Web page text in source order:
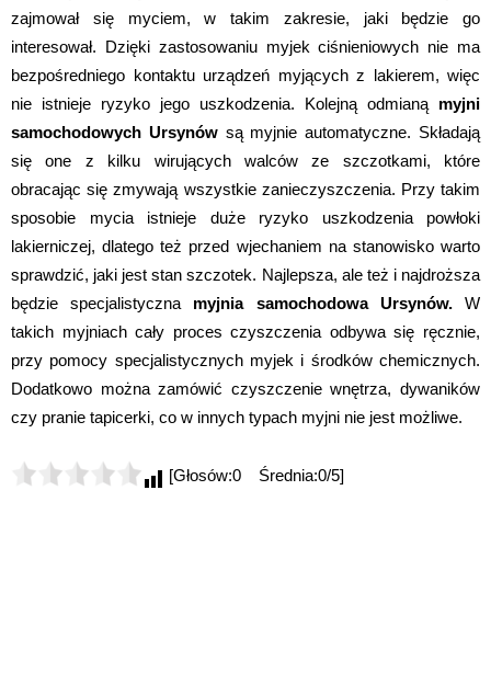
zajmował się myciem, w takim zakresie, jaki będzie go
interesował. Dzięki zastosowaniu myjek ciśnieniowych nie ma
bezpośredniego kontaktu urządzeń myjących z lakierem, więc
nie istnieje ryzyko jego uszkodzenia. Kolejną odmianą myjni
samochodowych Ursynówsą myjnie automatyczne. Składają
się one z kilku wirujących walców ze szczotkami, które
obracając się zmywają wszystkie zanieczyszczenia. Przy takim
sposobie mycia istnieje duże ryzyko uszkodzenia powłoki
lakierniczej, dlatego też przed wjechaniem na stanowisko warto
sprawdzić, jaki jest stan szczotek. Najlepsza, ale też i najdroższa
będzie specjalistyczna myjnia samochodowa Ursynów.W
takich myjniach cały proces czyszczenia odbywa się ręcznie,
przy pomocy specjalistycznych myjek i środków chemicznych.
Dodatkowo można zamówić czyszczenie wnętrza, dywaników
czy pranie tapicerki, co w innych typach myjni nie jest możliwe.
[Głosów:0 Średnia:0/5]